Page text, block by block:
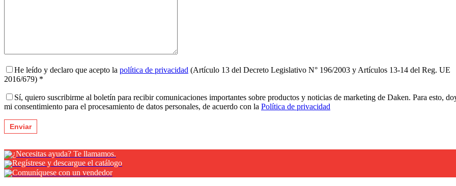
He leído y declaro que acepto la política de privacidad (Artículo 13 del Decreto Legislativo N° 196/2003 y Artículos 13-14 del Reg. UE
2016/679) *
Sí, quiero suscribirme al boletín para recibir comunicaciones importantes sobre productos y noticias de marketing de Daken. Para esto,
mi consentimiento para el procesamiento de datos personales, de acuerdo con la Política de privacidad
¿Necesitas ayuda? Te llamamos.
Regístrese y descargue el catálogo
Comuníquese con un vendedor